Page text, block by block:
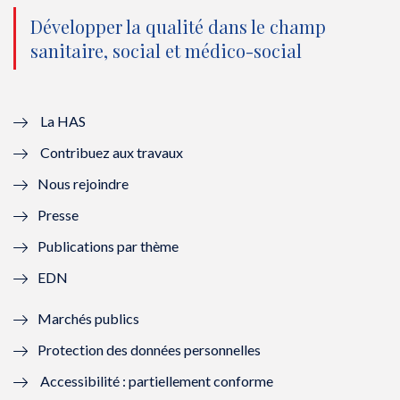
o
u
l
l
f
n
ê
t
n
o
e
e
n
ê
o
u
ê
t
n
o
ê
Développer la qualité dans le champ
sanitaire, social et médico-social
La HAS
Contribuez aux travaux
Nous rejoindre
Presse
Publications par thème
EDN
Marchés publics
Protection des données personnelles
Accessibilité : partiellement conforme